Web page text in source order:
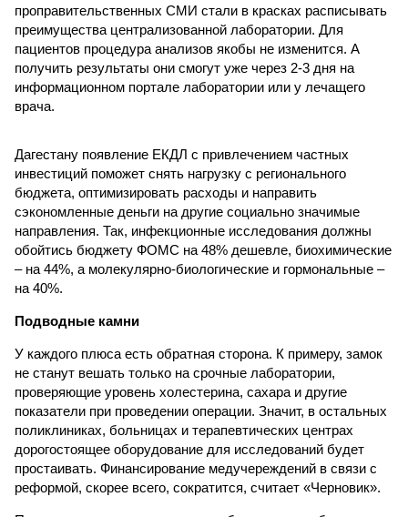
проправительственных СМИ стали в красках расписывать
преимущества централизованной лаборатории. Для
пациентов процедура анализов якобы не изменится. А
получить результаты они смогут уже через 2-3 дня на
информационном портале лаборатории или у лечащего
врача.
Дагестану появление ЕКДЛ с привлечением частных
инвестиций поможет снять нагрузку с регионального
бюджета, оптимизировать расходы и направить
сэкономленные деньги на другие социально значимые
направления. Так, инфекционные исследования должны
обойтись бюджету ФОМС на 48% дешевле, биохимические
– на 44%, а молекулярно-биологические и гормональные –
на 40%.
Подводные камни
У каждого плюса есть обратная сторона. К примеру, замок
не станут вешать только на срочные лаборатории,
проверяющие уровень холестерина, сахара и другие
показатели при проведении операции. Значит, в остальных
поликлиниках, больницах и терапевтических центрах
дорогостоящее оборудование для исследований будет
простаивать. Финансирование медучереждений в связи с
реформой, скорее всего, сократится, считает «Черновик».